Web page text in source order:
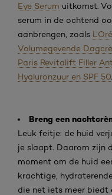
Eye Serum uitkomst.
serum in de ochtend
aanbrengen, zoals
Volumegevende
Paris Revitalift Filler
Hyaluronzuur en SPF 50.
Breng een
Leuk feitje: de huid
je slaapt. Daarom zijn
moment om de huid
krachtige,
die net iets meer biedt